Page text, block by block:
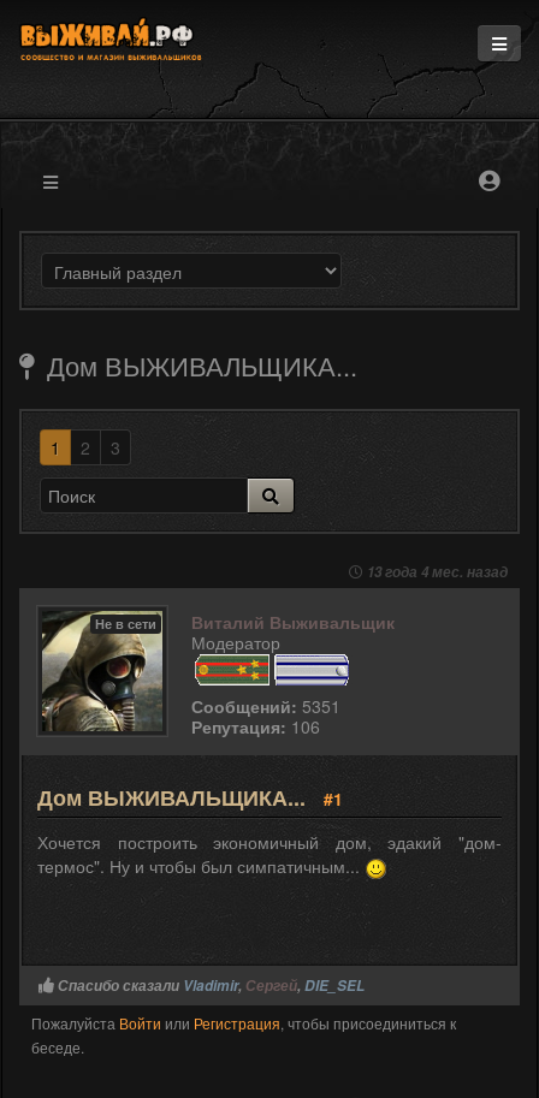
Информация
Магазин
Форум
Дом ВЫЖИВАЛЬЩИКА...
1 2 3
13 года 4 мес. назад
Не в сети
Виталий Выживальщик
Модератор
Сообщений: 5351
Репутация: 106
Дом ВЫЖИВАЛЬЩИКА...
#1
Хочется построить экономичный дом, эдакий "дом-
термос". Ну и чтобы был симпатичным...
Спасибо сказали Vladimir, Сергей, DIE_SEL
Пожалуйста Войти или Регистрация, чтобы присоединиться к
беседе.